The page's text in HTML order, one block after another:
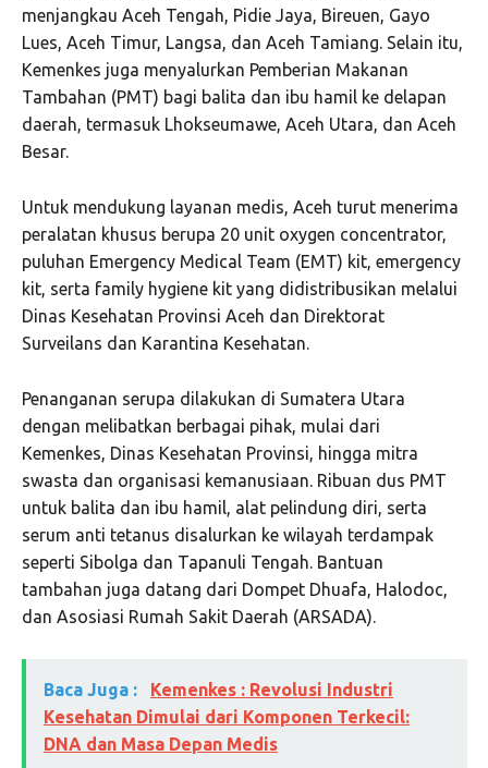
menjangkau Aceh Tengah, Pidie Jaya, Bireuen, Gayo
Lues, Aceh Timur, Langsa, dan Aceh Tamiang. Selain itu,
Kemenkes juga menyalurkan Pemberian Makanan
Tambahan (PMT) bagi balita dan ibu hamil ke delapan
daerah, termasuk Lhokseumawe, Aceh Utara, dan Aceh
Besar.
Untuk mendukung layanan medis, Aceh turut menerima
peralatan khusus berupa 20 unit oxygen concentrator,
puluhan Emergency Medical Team (EMT) kit, emergency
kit, serta family hygiene kit yang didistribusikan melalui
Dinas Kesehatan Provinsi Aceh dan Direktorat
Surveilans dan Karantina Kesehatan.
Penanganan serupa dilakukan di Sumatera Utara
dengan melibatkan berbagai pihak, mulai dari
Kemenkes, Dinas Kesehatan Provinsi, hingga mitra
swasta dan organisasi kemanusiaan. Ribuan dus PMT
untuk balita dan ibu hamil, alat pelindung diri, serta
serum anti tetanus disalurkan ke wilayah terdampak
seperti Sibolga dan Tapanuli Tengah. Bantuan
tambahan juga datang dari Dompet Dhuafa, Halodoc,
dan Asosiasi Rumah Sakit Daerah (ARSADA).
Baca Juga :
Kemenkes : Revolusi Industri
Kesehatan Dimulai dari Komponen Terkecil:
DNA dan Masa Depan Medis